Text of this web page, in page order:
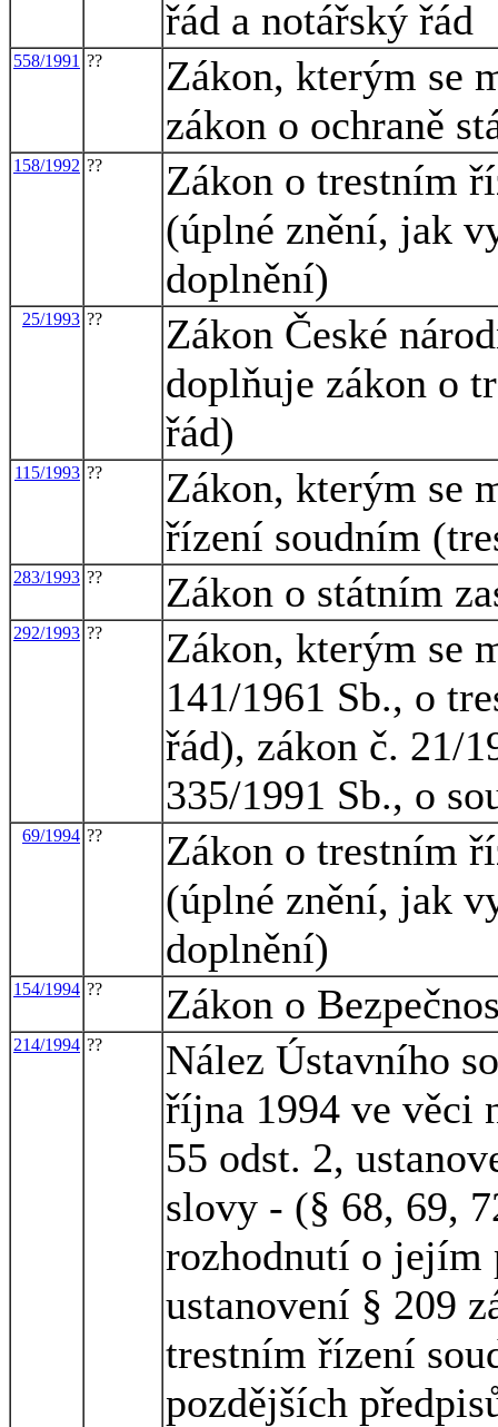
řád a notářský řád
558/1991 ??
Zákon, kterým se
zákon o ochraně
158/1992 ??
Zákon o trestním
(úplné znění, jak
doplnění)
25/1993 ??
Zákon České
doplňuje zákon o
řád)
115/1993 ??
Zákon, kterým se
řízení soudním
283/1993 ?? Zákon o státním
292/1993 ??
Zákon, kterým se
141/1961 Sb., o
řád), zákon č. 21/
335/1991 Sb., o
69/1994 ??
Zákon o trestním
(úplné znění, jak
doplnění)
154/1994 ?? Zákon o
214/1994 ??
Nález Ústavního
října 1994 ve věci
55 odst. 2,
slovy - (§ 68, 69,
rozhodnutí o jejím
ustanovení § 209
trestním řízení
pozdějších